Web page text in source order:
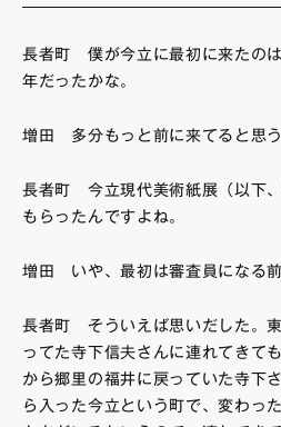
長者町 僕が今立に最初に来たの
年だったかな。
増田 多分もっと前に来てると思う
長者町 今立現代美術紙展（以下
もらったんですよね。
増田 いや、最初は審査員になる前
長者町 そういえば思いだした。
ってた寺下信夫さんに連れてきて
から郷里の福井に戻っていた寺下
ら入った今立という町で、変わっ